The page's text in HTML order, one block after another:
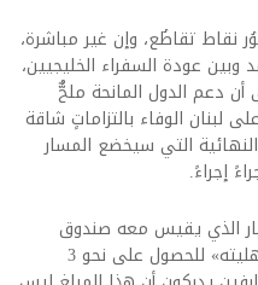
نقاط تقاطُع، وإن غير مباشرة،
عودة السفراء الخليجيين،
دعم الدول المانحة ملحٌّ
لبنان الوفاء بالتزاماتٍ شاقة
التي سيخضع المسار
إجراءً.
الذي يقيس معه صندوق
النقد مدى التزام لبنان بتعهداته و«أهليته» للحصول على نحو 3